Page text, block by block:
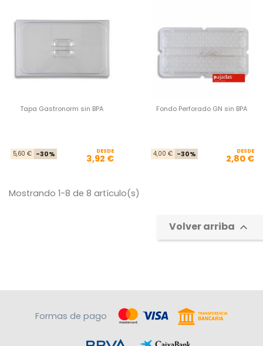
Tapa Gastronorm sin BPA
Precio base
5,60 € -30% Precio
DESDE
3,92 €
Fondo Perforado GN sin BPA
4,00 € -30% DESDE
2,80 €
Mostrando 1-8 de 8 artículo(s)
Volver arriba 
Formas de pago